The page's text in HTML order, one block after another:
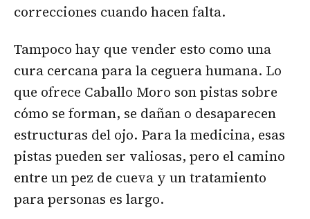
correcciones cuando hacen falta.
Tampoco hay que vender esto como una
cura cercana para la ceguera humana. Lo
que ofrece Caballo Moro son pistas sobre
cómo se forman, se dañan o desaparecen
estructuras del ojo. Para la medicina, esas
pistas pueden ser valiosas, pero el camino
entre un pez de cueva y un tratamiento
para personas es largo.